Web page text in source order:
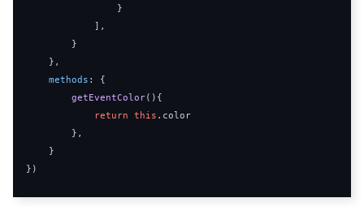
}
],
}
},
methods :
{
getEventColor( ){
return this . color
},
}
})